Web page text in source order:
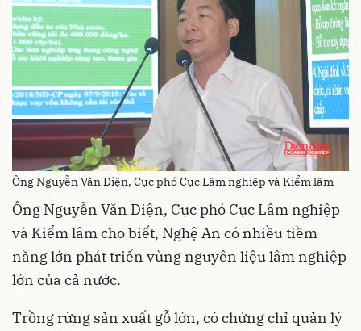
Ông Nguyễn Văn Diện, Cục phó Cục Lâm nghiệp và Kiểm lâm
Ông Nguyễn Văn Diện, Cục phó Cục Lâm nghiệp
và Kiểm lâm cho biết, Nghệ An có nhiều tiềm
năng lớn phát triển vùng nguyên liệu lâm nghiệp
lớn của cả nước.
Trồng rừng sản xuất gỗ lớn, có chứng chỉ quản lý